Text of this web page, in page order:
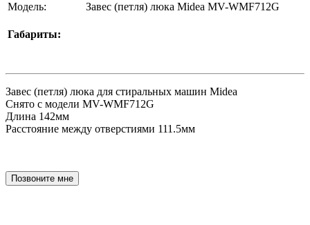
Модель:
Завес (петля) люка Midea MV-WMF712G
Габариты:
Завес (петля) люка для стиральных машин Midea
Снято с модели MV-WMF712G
Длина 142мм
Расстояние между отверстиями 111.5мм
Позвоните мне